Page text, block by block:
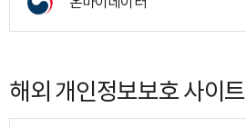
해외 개인정보보호 사이트